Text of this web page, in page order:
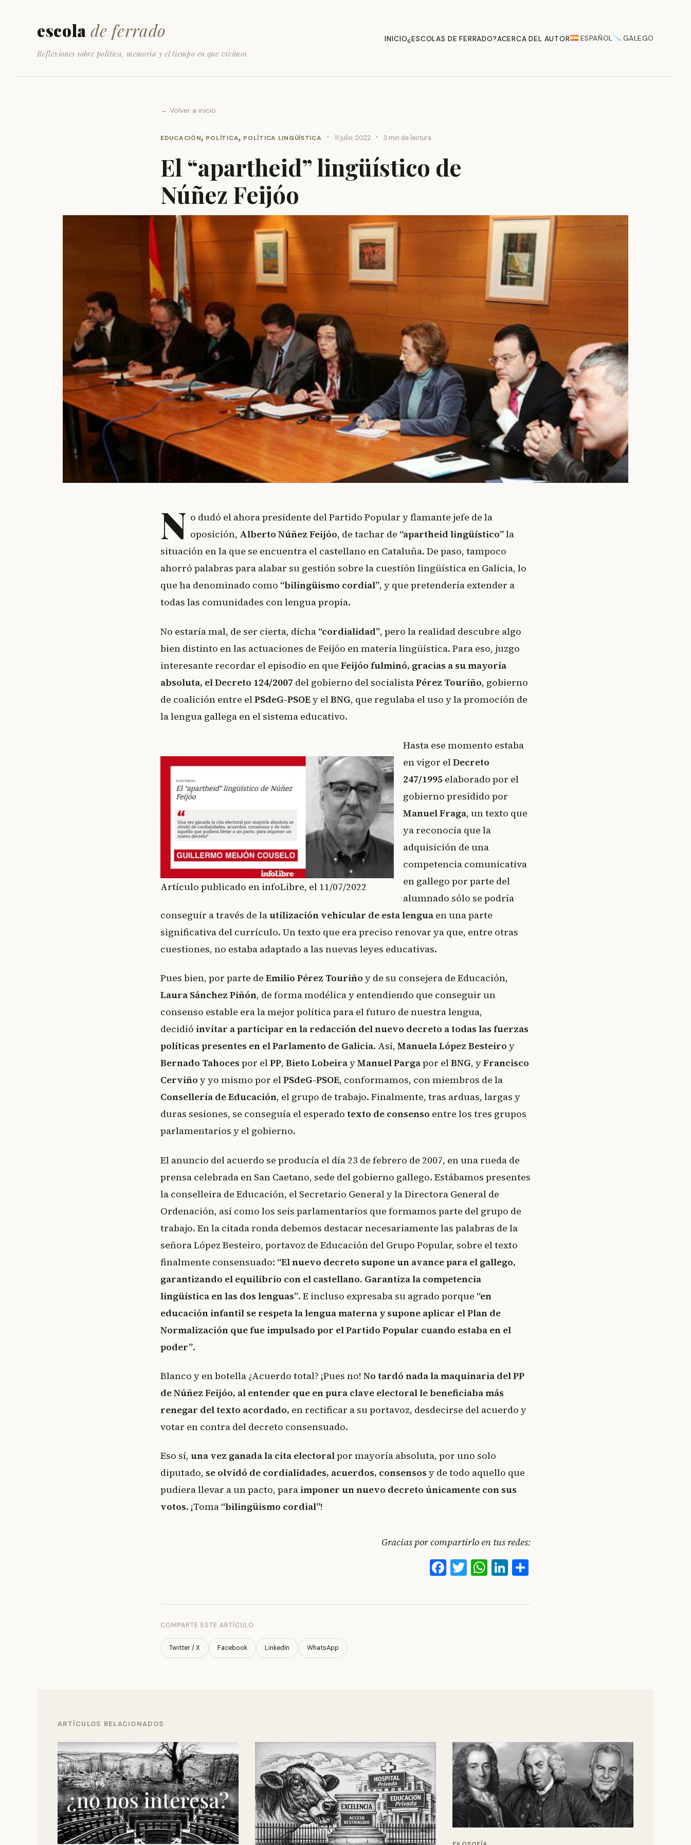
escola de ferrado
Reflexiones sobre política, memoria y el tiempo en que vivimos
INICIO¿ESCOLAS DE FERRADO?ACERCA DEL AUTOR ESPAÑOL GALEGO
← Volver a inicio
EDUCACIÓN, POLÍTICA, POLÍTICA LINGÜÍSTICA · 11 julio, 2022 · 3 min de lectura
El “apartheid” lingüístico de
Núñez Feijóo
N o dudó el ahora presidente del Partido Popular y flamante jefe de la
oposición, Alberto Núñez Feijóo, de tachar de “apartheid lingüístico”la
situación en la que se encuentra el castellano en Cataluña. De paso, tampoco
ahorró palabras para alabar su gestión sobre la cuestión lingüística en Galicia, lo
que ha denominado como “bilingüismo cordial”, y que pretendería extender a
todas las comunidades con lengua propia.
No estaría mal, de ser cierta, dicha “cordialidad”, pero la realidad descubre algo
bien distinto en las actuaciones de Feijóo en materia lingüística. Para eso, juzgo
interesante recordar el episodio en que Feijóo fulminó, gracias a su mayoría
absoluta, el Decreto 124/2007 del gobierno del socialistaPérez Touriño, gobierno
de coalición entre elPSdeG-PSOEy elBNG, que regulaba el uso y la promoción de
la lengua gallega en el sistema educativo.
Artículo publicado en infoLibre, el 11/07/2022
Hasta ese momento estaba
en vigor elDecreto
247/1995 elaborado por el
gobierno presidido por
Manuel Fraga, un texto que
ya reconocía que la
adquisición de una
competencia comunicativa
en gallego por parte del
alumnado sólo se podría
conseguir a través de lautilización vehicular de esta lengua en una parte
significativa del currículo. Un texto que era preciso renovar ya que, entre otras
cuestiones, no estaba adaptado a las nuevas leyes educativas.
Pues bien, por parte de Emilio Pérez Touriño y de su consejera de Educación,
Laura Sánchez Piñón, de forma modélica y entendiendo que conseguir un
consenso estable era la mejor política para el futuro de nuestra lengua,
decidió invitar a participar en la redacción del nuevo decreto a todas las fuerzas
políticas presentes en el Parlamento de Galicia. Así, Manuela López Besteiro y
Bernado Tahoces por elPP, Bieto LobeirayManuel Pargapor elBNG, yFrancisco
Cerviño y yo mismo por elPSdeG-PSOE, conformamos, con miembros de la
Consellería de Educación, el grupo de trabajo. Finalmente, tras arduas, largas y
duras sesiones, se conseguía el esperado texto de consenso entre los tres grupos
parlamentarios y el gobierno.
El anuncio del acuerdo se producía el día 23 de febrero de 2007, en una rueda de
prensa celebrada en San Caetano, sede del gobierno gallego. Estábamos presentes
la conselleira de Educación, el Secretario General y la Directora General de
Ordenación, así como los seis parlamentarios que formamos parte del grupo de
trabajo. En la citada ronda debemos destacar necesariamente las palabras de la
señora López Besteiro, portavoz de Educación del Grupo Popular, sobre el texto
finalmente consensuado: “El nuevo decreto supone un avance para el gallego,
garantizando el equilibrio con el castellano. Garantiza la competencia
lingüística en las dos lenguas”. E incluso expresaba su agrado porque “en
educación infantil se respeta la lengua materna y supone aplicar el Plan de
Normalización que fue impulsado por el Partido Popular cuando estaba en el
poder”.
Blanco y en botella ¿Acuerdo total? ¡Pues no! No tardó nada la maquinaria del PP
de Núñez Feijóo, al entender que en pura clave electoral le beneficiaba más
renegar del texto acordado, en rectificar a su portavoz, desdecirse del acuerdo y
votar en contra del decreto consensuado.
Eso sí, una vez ganada la cita electoralpor mayoría absoluta, por uno solo
diputado, se olvidó de cordialidades, acuerdos, consensos y de todo aquello que
pudiera llevar a un pacto, para imponer un nuevo decreto únicamente con sus
votos. ¡Toma “bilingüismo cordial”!
Gracias por compartirlo en tus redes:
Facebook
Twitter
WhatsApp
LinkedIn
COMPARTE ESTE ARTÍCULO
Twitter / X Facebook LinkedIn WhatsApp
ARTÍCULOS RELACIONADOS